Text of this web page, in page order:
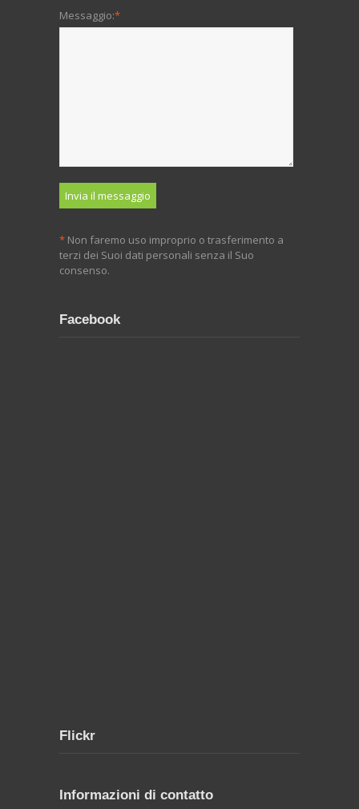
Messaggio:*
* Non faremo uso improprio o trasferimento a
terzi dei Suoi dati personali senza il Suo
consenso.
Facebook
Flickr
Informazioni di contatto